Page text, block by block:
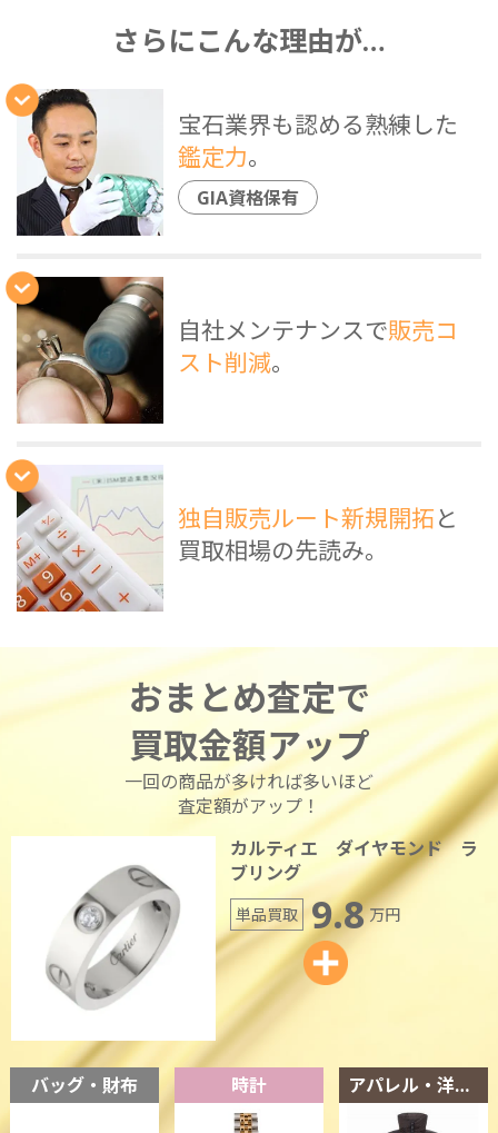
さらにこんな理由が…
宝石業界も認める熟練した
鑑定力。
GIA資格保有
自社メンテナンスで販売コ
スト削減。
独自販売ルート新規開拓と
買取相場の先読み。
おまとめ査定で
買取金額アップ
一回の商品が多ければ多いほど
査定額がアップ！
カルティエ ダイヤモンド ラ
ブリング
単品買取 9.8万円
バッグ・財布 時計 アパレル・洋服・靴